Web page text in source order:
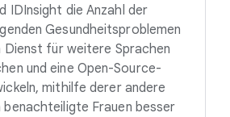
IDInsight die Anzahl der
Gesundheitsproblemen
Dienst für weitere Sprachen
und eine Open-Source-
mithilfe derer andere
benachteiligte Frauen besser